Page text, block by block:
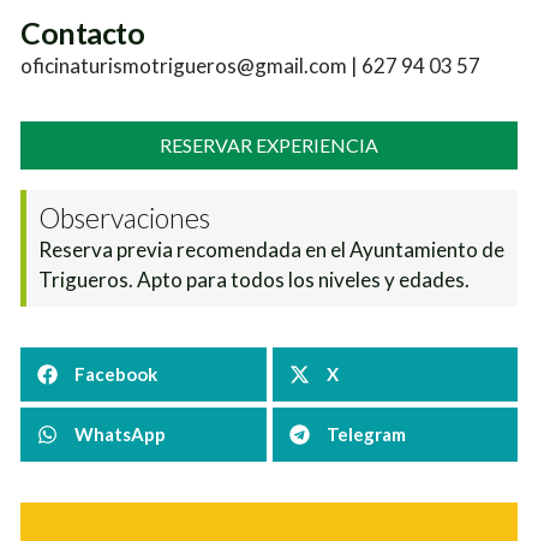
Contacto
oficinaturismotrigueros@gmail.com | 627 94 03 57
RESERVAR EXPERIENCIA
Observaciones
Reserva previa recomendada en el Ayuntamiento de
Trigueros. Apto para todos los niveles y edades.
Facebook X
WhatsApp Telegram